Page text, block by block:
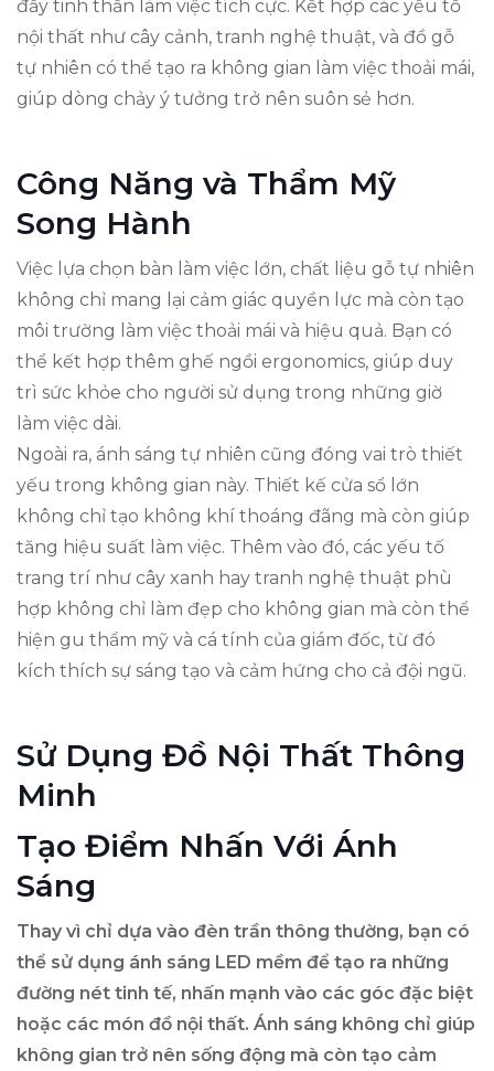
đẩy tinh thần làm việc tích cực. Kết hợp các yếu tố
nội thất như cây cảnh, tranh nghệ thuật, và đồ gỗ
tự nhiên có thể tạo ra không gian làm việc thoải mái,
giúp dòng chảy ý tưởng trở nên suôn sẻ hơn.
Công Năng và Thẩm Mỹ
Song Hành
Việc lựa chọn bàn làm việc lớn, chất liệu gỗ tự nhiên
không chỉ mang lại cảm giác quyền lực mà còn tạo
môi trường làm việc thoải mái và hiệu quả. Bạn có
thể kết hợp thêm ghế ngồi ergonomics, giúp duy
trì sức khỏe cho người sử dụng trong những giờ
làm việc dài.
Ngoài ra, ánh sáng tự nhiên cũng đóng vai trò thiết
yếu trong không gian này. Thiết kế cửa sổ lớn
không chỉ tạo không khí thoáng đãng mà còn giúp
tăng hiệu suất làm việc. Thêm vào đó, các yếu tố
trang trí như cây xanh hay tranh nghệ thuật phù
hợp không chỉ làm đẹp cho không gian mà còn thể
hiện gu thẩm mỹ và cá tính của giám đốc, từ đó
kích thích sự sáng tạo và cảm hứng cho cả đội ngũ.
Sử Dụng Đồ Nội Thất Thông
Minh
Tạo Điểm Nhấn Với Ánh
Sáng
Thay vì chỉ dựa vào đèn trần thông thường, bạn có
thể sử dụng ánh sáng LED mềm để tạo ra những
đường nét tinh tế, nhấn mạnh vào các góc đặc biệt
hoặc các món đồ nội thất. Ánh sáng không chỉ giúp
không gian trở nên sống động mà còn tạo cảm